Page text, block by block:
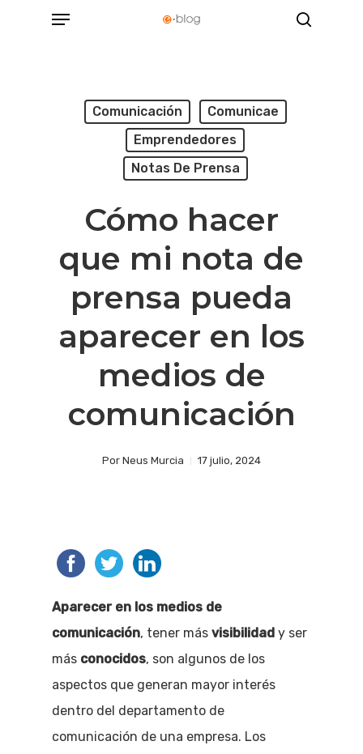
Menu
Comunicación
Comunicae
Emprendedores
Notas De Prensa
Cómo hacer
que mi nota de
prensa pueda
aparecer en los
medios de
comunicación
Por Neus Murcia 17 julio, 2024
Aparecer en los medios de
comunicación, tener más visibilidad y ser
más conocidos, son algunos de los
aspectos que generan mayor interés
dentro del departamento de
comunicación de una empresa. Los